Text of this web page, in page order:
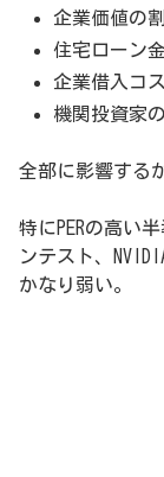
企業価値の
住宅ローン金
企業借入コ
機関投資家
全部に影響する
特にPERの高い
ンテスト、
かなり弱い。